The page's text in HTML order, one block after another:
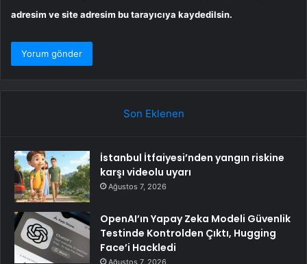
adresim ve site adresim bu tarayıcıya kaydedilsin.
Son Eklenen
İstanbul İtfaiyesi’nden yangın riskine
karşı videolu uyarı
Ağustos 7, 2026
OpenAI’ın Yapay Zeka Modeli Güvenlik
Testinde Kontrolden Çıktı, Hugging
Face’i Hackledi
Ağustos 7, 2026